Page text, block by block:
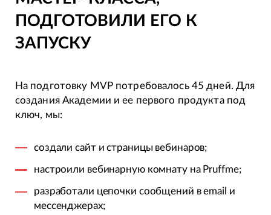
ПОДГОТОВИЛИ ЕГО К
ЗАПУСКУ
На подготовку MVP потребовалось 45 дней. Для
создания Академии и ее первого продукта под
ключ, мы:
создали сайт и страницы вебинаров;
настроили вебинарную комнату на Pruffme;
разработали цепочки сообщений в email и
мессенджерах;